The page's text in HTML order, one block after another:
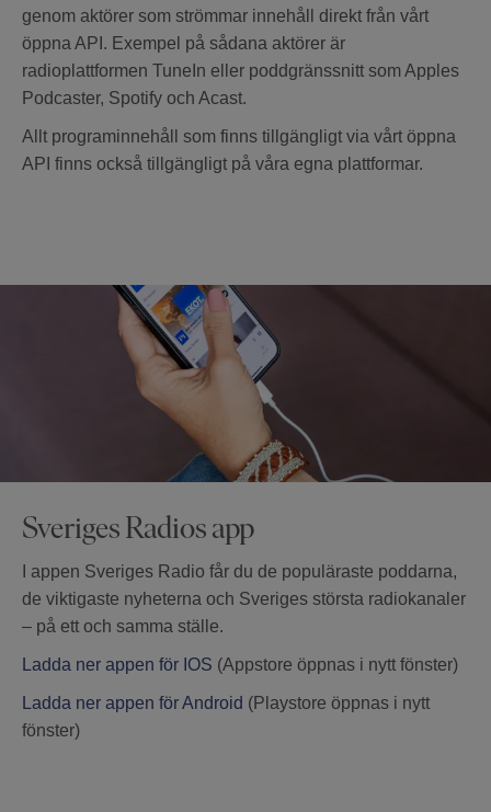
genom aktörer som strömmar innehåll direkt från vårt
öppna API. Exempel på sådana aktörer är
radioplattformen TuneIn eller poddgränssnitt som Apples
Podcaster, Spotify och Acast.
Allt programinnehåll som finns tillgängligt via vårt öppna
API finns också tillgängligt på våra egna plattformar.
Sveriges Radios app
I appen Sveriges Radio får du de populäraste poddarna,
de viktigaste nyheterna och Sveriges största radiokanaler
– på ett och samma ställe.
Ladda ner appen för IOS (Appstore öppnas i nytt fönster)
Ladda ner appen för Android (Playstore öppnas i nytt
fönster)